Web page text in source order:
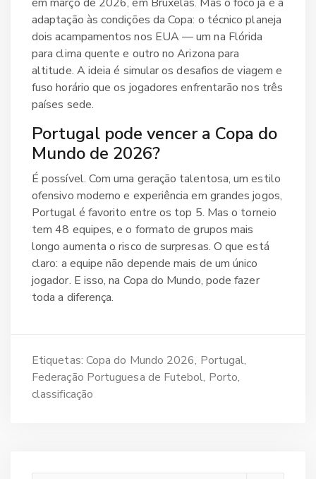
adaptação às condições da Copa: o técnico planeja
dois acampamentos nos EUA — um na Flórida
para clima quente e outro no Arizona para
altitude. A ideia é simular os desafios de viagem e
fuso horário que os jogadores enfrentarão nos três
países sede.
Portugal pode vencer a Copa do
Mundo de 2026?
É possível. Com uma geração talentosa, um estilo
ofensivo moderno e experiência em grandes jogos,
Portugal é favorito entre os top 5. Mas o torneio
tem 48 equipes, e o formato de grupos mais
longo aumenta o risco de surpresas. O que está
claro: a equipe não depende mais de um único
jogador. E isso, na Copa do Mundo, pode fazer
toda a diferença.
Etiquetas: Copa do Mundo 2026 Portugal
Federação Portuguesa de Futebol Porto
classificação